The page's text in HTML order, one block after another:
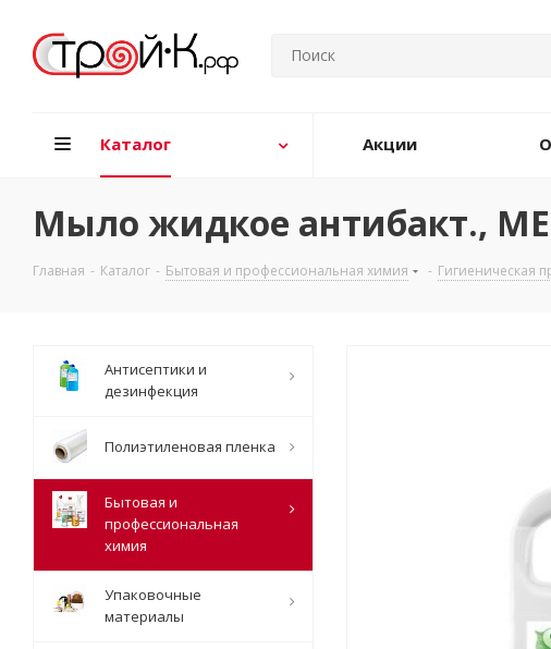
Каталог Акции
Мыло жидкое антибакт.,
Главная - Каталог - Бытовая и профессиональная химия - Гигиеническая
Антисептики и
дезинфекция
Полиэтиленовая пленка
Бытовая и
профессиональная
химия
Упаковочные
материалы